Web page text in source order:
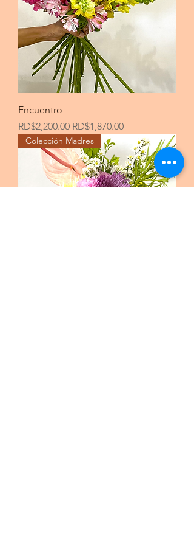
Encuentro
Precio
RD$2,200.00 Precio de oferta
RD$1,870.00
Colección Madres